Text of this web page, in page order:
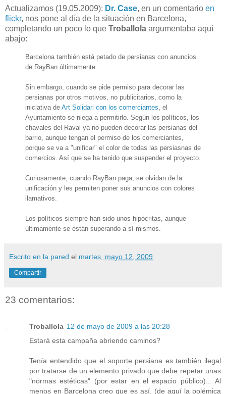
Actualizamos (19.05.2009): Dr. Case, en un comentario en
flickr, nos pone al día de la situación en Barcelona,
completando un poco lo que Troballola argumentaba aquí
abajo:
Barcelona también está petado de persianas con anuncios
de RayBan últimamente.
Sin embargo, cuando se pide permiso para decorar las
persianas por otros motivos, no publicitarios, como la
iniciativa de Art Solidari con los comerciantes, el
Ayuntamiento se niega a permitirlo. Según los políticos, los
chavales del Raval ya no pueden decorar las persianas del
barrio, aunque tengan el permiso de los comerciantes,
porque se va a "unificar" el color de todas las persiasnas de
comercios. Así que se ha tenido que suspender el proyecto.
Curiosamente, cuando RayBan paga, se olvidan de la
unificación y les permiten poner sus anuncios con colores
llamativos.
Los políticos siempre han sido unos hipócritas, aunque
últimamente se están superando a sí mismos.
Escrito en la pared el martes, mayo 12, 2009
Compartir
23 comentarios:
Troballola 12 de mayo de 2009 a las 20:28
Estará esta campaña abriendo caminos?
Tenía entendido que el soporte persiana es también ilegal
por tratarse de un elemento privado que debe repetar unas
"normas estéticas" (por estar en el espacio público)... Al
menos en Barcelona creo que es así. (de aquí la polémica